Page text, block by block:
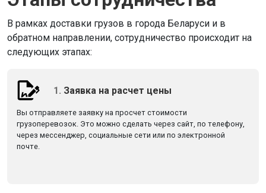
В рамках доставки грузов в города Беларуси и в
обратном направлении, сотрудничество происходит на
следующих этапах:
1. Заявка на расчет цены
Вы отправляете заявку на просчет стоимости
грузоперевозок. Это можно сделать через сайт, по телефону,
через мессенджер, социальные сети или по электронной
почте.